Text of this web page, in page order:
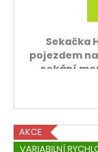
Sekačka
pojezdem
sekání
Odolný
ZDARMA -
AKCE
VARIABILNÍ